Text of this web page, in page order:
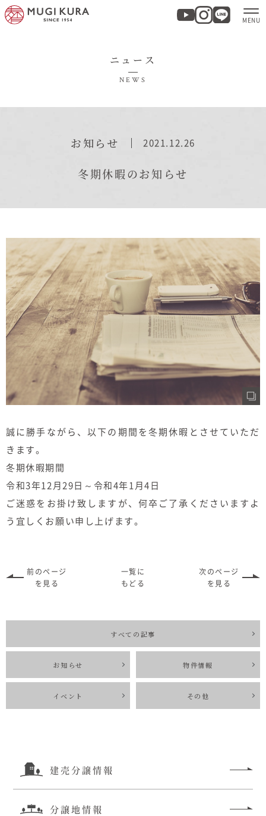
実例集・お客様の声
家づくりについて
むぎくらについて
ニュース ブログ
イベント
オーナー様Q&A
資料請求
お電話での
お問い合わ
せ
0120-37-
1806
ニュース
NEWS
お知らせ 2021.12.26
冬期休暇のお知らせ
誠に勝手ながら、以下の期間を冬期休暇とさせていただ
きます。
冬期休暇期間
令和3年12月29日～令和4年1月4日
ご迷惑をお掛け致しますが、何卒ご了承くださいますよ
う宜しくお願い申し上げます。
前のページ
を見る
一覧に
もどる
次のページ
を見る
すべての記事
お知らせ 物件情報
イベント その他
建売分譲情報
分譲地情報